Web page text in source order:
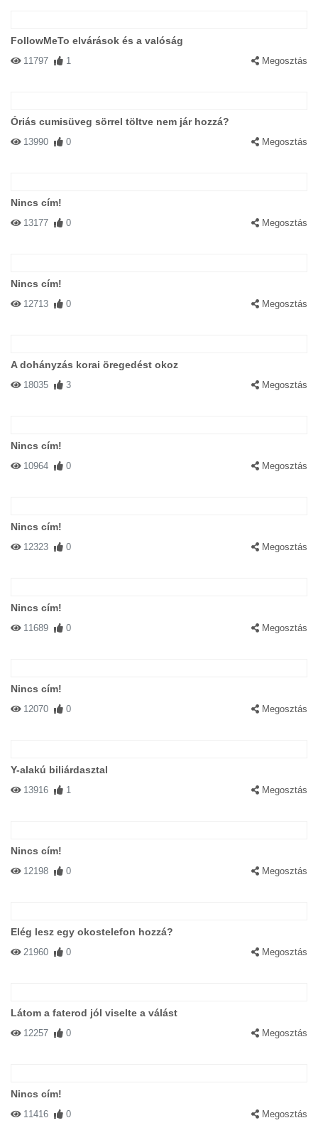
FollowMeTo elvárások és a valóság
11797 1 Megosztás
Óriás cumisüveg sörrel töltve nem jár hozzá?
13990 0 Megosztás
Nincs cím!
13177 0 Megosztás
Nincs cím!
12713 0 Megosztás
A dohányzás korai öregedést okoz
18035 3 Megosztás
Nincs cím!
10964 0 Megosztás
Nincs cím!
12323 0 Megosztás
Nincs cím!
11689 0 Megosztás
Nincs cím!
12070 0 Megosztás
Y-alakú biliárdasztal
13916 1 Megosztás
Nincs cím!
12198 0 Megosztás
Elég lesz egy okostelefon hozzá?
21960 0 Megosztás
Látom a faterod jól viselte a válást
12257 0 Megosztás
Nincs cím!
11416 0 Megosztás